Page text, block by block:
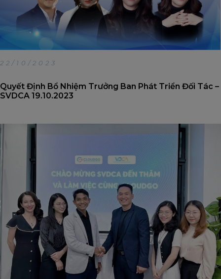
22/10/2023
Quyết Định Bổ Nhiệm Trưởng Ban Phát Triển Đối Tác –
SVDCA 19.10.2023